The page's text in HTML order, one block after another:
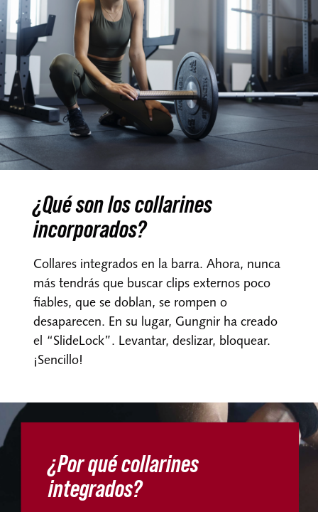
¿Qué son los collarines
incorporados?
Collares integrados en la barra. Ahora, nunca
más tendrás que buscar clips externos poco
fiables, que se doblan, se rompen o
desaparecen. En su lugar, Gungnir ha creado
el “SlideLock”. Levantar, deslizar, bloquear.
¡Sencillo!
¿Por qué collarines
integrados?